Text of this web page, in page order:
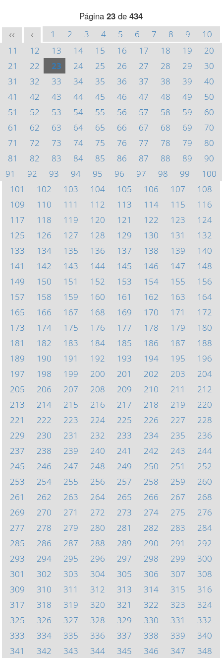
Página 23 de 434
<< < 1 2 3 4 5 6 7 8 9
10
11
12 13 14 15 16 17 18 19
20
21
22 23 24 25 26 27 28 29
30
31
32 33 34 35 36 37 38 39
40
41
42 43 44 45 46 47 48 49
50
51
52 53 54 55 56 57 58 59
60
61
62 63 64 65 66 67 68 69
70
71
72 73 74 75 76 77 78 79
80
81
82 83 84 85 86 87 88 89
90
91
92 93 94 95 96 97 98 99
100
101
102 103 104 105 106 107
108
109
110 111 112 113 114 115
116
117
118 119 120 121 122 123
124
125
126 127 128 129 130 131
132
133
134 135 136 137 138 139
140
141
142 143 144 145 146 147
148
149
150 151 152 153 154 155
156
157
158 159 160 161 162 163
164
165
166 167 168 169 170 171
172
173
174 175 176 177 178 179
180
181
182 183 184 185 186 187
188
189
190 191 192 193 194 195
196
197
198 199 200 201 202 203
204
205
206 207 208 209 210 211
212
213
214 215 216 217 218 219
220
221
222 223 224 225 226 227
228
229
230 231 232 233 234 235
236
237
238 239 240 241 242 243
244
245
246 247 248 249 250 251
252
253
254 255 256 257 258 259
260
261
262 263 264 265 266 267
268
269
270 271 272 273 274 275
276
277
278 279 280 281 282 283
284
285
286 287 288 289 290 291
292
293
294 295 296 297 298 299
300
301
302 303 304 305 306 307
308
309
310 311 312 313 314 315
316
317
318 319 320 321 322 323
324
325
326 327 328 329 330 331
332
333
334 335 336 337 338 339
340
341
342 343 344 345 346 347 348